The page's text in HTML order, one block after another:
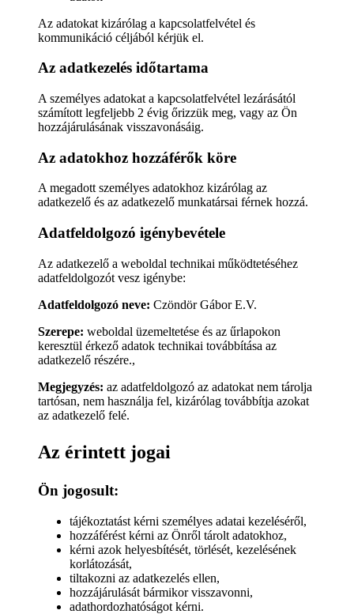
Az adatokat kizárólag a kapcsolatfelvétel és
kommunikáció céljából kérjük el.
Az adatkezelés időtartama
A személyes adatokat a kapcsolatfelvétel lezárásától
számított legfeljebb 2 évig őrizzük meg, vagy az Ön
hozzájárulásának visszavonásáig.
Az adatokhoz hozzáférők köre
A megadott személyes adatokhoz kizárólag az
adatkezelő és az adatkezelő munkatársai férnek hozzá.
Adatfeldolgozó igénybevétele
Az adatkezelő a weboldal technikai működtetéséhez
adatfeldolgozót vesz igénybe:
Adatfeldolgozó neve: Czöndör Gábor E.V.
Szerepe: weboldal üzemeltetése és az űrlapokon
keresztül érkező adatok technikai továbbítása az
adatkezelő részére.,
Megjegyzés: az adatfeldolgozó az adatokat nem tárolja
tartósan, nem használja fel, kizárólag továbbítja azokat
az adatkezelő felé.
Az érintett jogai
Ön jogosult:
tájékoztatást kérni személyes adatai kezeléséről,
hozzáférést kérni az Önről tárolt adatokhoz,
kérni azok helyesbítését, törlését, kezelésének
korlátozását,
tiltakozni az adatkezelés ellen,
hozzájárulását bármikor visszavonni,
adathordozhatóságot kérni.